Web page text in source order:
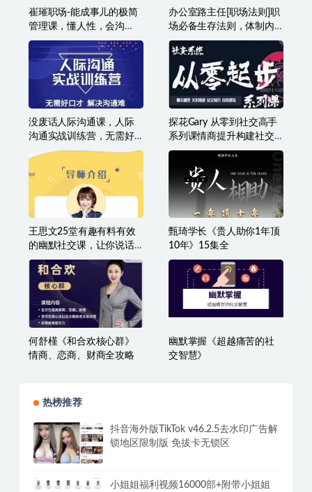
崔璀职场-能成事儿的极简
管理课，懂人性，会沟
通，能成事儿
办公室路主任[职场法则]职
场必备生存法则，体制内
20年工作经验总结
没废话人际沟通课，人际
沟通实战训练营，无需好
口才解决沟通难问题（26
探花Gary 从零到社交高手
系列课情商提升构建社交
体系
王思文25堂有趣有料有效
的幽默社交课，让你说话
有魅力，社交更轻松
甄琦学长《贵人助你1年顶
10年》15集全
何舒槿《和合欢核心群》
情商、恋商、财商全攻略
幽默掌握《超越痛苦的社
交智慧》
热榜推荐
抖音海外版TikTok v46.2.5去水印广告解
锁地区限制版 免拔卡无锁区
小姐姐福利视频16000部+附带小姐姐